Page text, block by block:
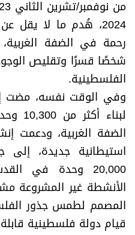
شخصًا قسرًا وتقليص
الفلسطينية.
وفي الوقت نفسه، مضت
استيطانية جديدة،
20,000 وحدة في
الأنشطة غير المشروعة
المصمم لطمس جذور
قيام دولة فلسطينية قابلة